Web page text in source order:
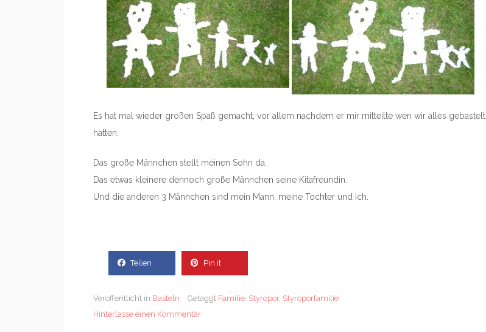
Es hat mal wieder großen Spaß gemacht, vor allem nachdem er mir mitteilte wen wir alles gebastelt
hatten.
Das große Männchen stellt meinen Sohn da.
Das etwas kleinere dennoch große Männchen seine Kitafreundin.
Und die anderen 3 Männchen sind mein Mann, meine Tochter und ich.
Teilen Pin it
Veröffentlicht in Basteln Getaggt Familie, Styropor, Styroporfamilie
Hinterlasse einen Kommentar